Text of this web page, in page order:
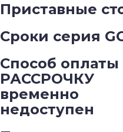
Приставные
Сроки серия
Способ оплаты
РАССРОЧКУ
временно
недоступен